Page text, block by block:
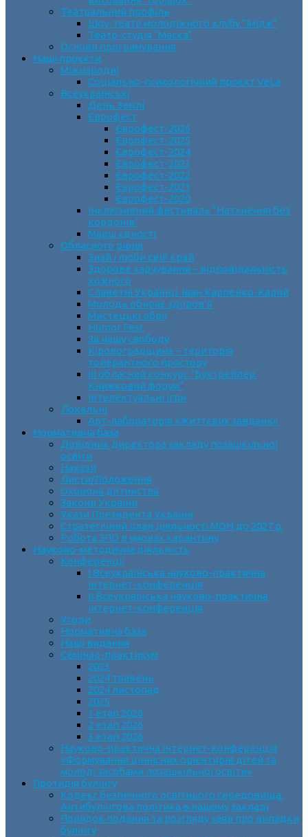
Театральний профіль
Шоу-театр молодіжного клубу “Імідж”
Театр-студія “Маска”
Основи програмування
Наші проєкти
Міжнародні
Соціально-психологічний проєкт VeLa
Всеукраїнські
День Землі
Єврофест
Єврофест-2026
Єврофест-2025
Єврофест-2024
Єврофест-2023
Єврофест-2022
Єврофест-2021
Єврофест-2020
Інклюзивний фестиваль “Натхнення без
кордонів”
Марш єдності
Обласного рівня
Знай і люби свій край
Здорове харчування – відповідальність
кожного
Славетні Українці. Іван Карпенко-Карий
Молодь обирає здоров’я
Мистецькі обрії
Humor Fest
За нашу свободу
Кіровоградщина – територія
толерантного простору
ІII обласний конкурс “Буктрейлер.
Книжковий форум”
Інтелектуальні ігри
Локальні
Арт-лабораторія «Життєвих завдань»
Нормативна база
Довідник директора закладу позашкільної
освіти
Накази
Листи/Положення
Охорона дитинства
Закони України
Укази Президента України
Стратегічний план діяльності МОН до 2027 р.
Робота ЗПО в умовах карантину
Науково-методична діяльність
Конференції
І Всеукраїнська науково-практична
інтернет-конференція
ІІ Всеукраїнська науково-практична
інтернет-конференція
Угоди
Нормативна база
Наші видання
Семінар-практикум
2023
2024 травень
2024 листопад
2025
1 етап 2026
2 етап 2026
3 етап 2026
Науково-практична інтернет-конференція
«Формування ціннісних орієнтирів дітей та
молоді засобами позашкільної освіти»
Протидія булінгу
Кодекс безпечного освітнього середовища.
Антибулінгова політика в нашому закладі
Порядок подання та розгляду заяв про випадки
булінгу